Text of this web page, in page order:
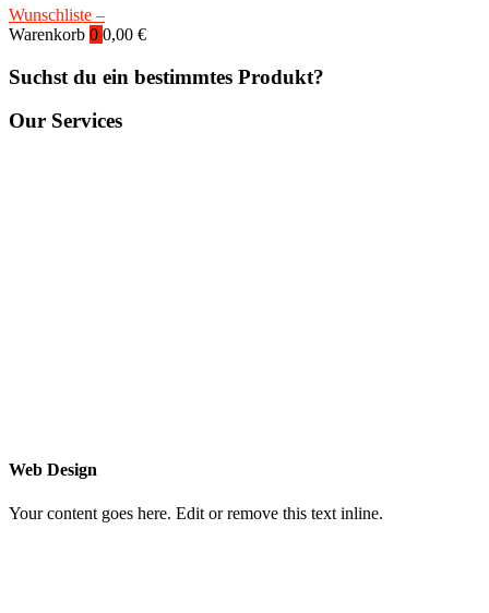
Wunschliste –
Warenkorb 0 0,00 €
Suchst du ein bestimmtes Produkt?
Our Services
Web Design
Your content goes here. Edit or remove this text inline.